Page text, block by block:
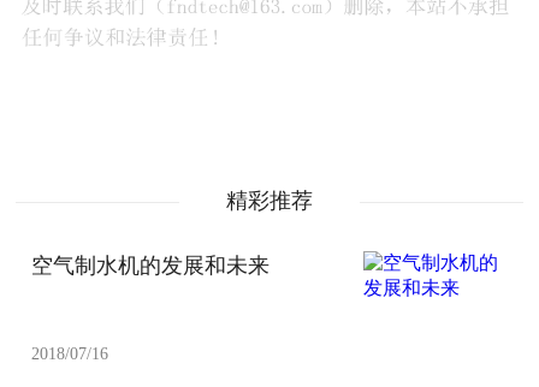
精彩推荐
空气制水机的发展和未来
2018/07/16